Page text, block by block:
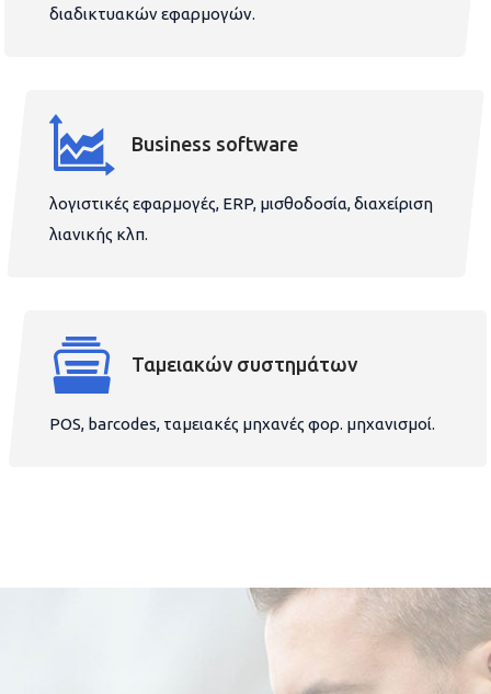
διαδικτυακών εφαρμογών.
Business software
λογιστικές εφαρμογές, ERP, μισθοδοσία, διαχείριση
λιανικής κλπ.
Ταμειακών συστημάτων
POS, barcodes, ταμειακές μηχανές φορ. μηχανισμοί.